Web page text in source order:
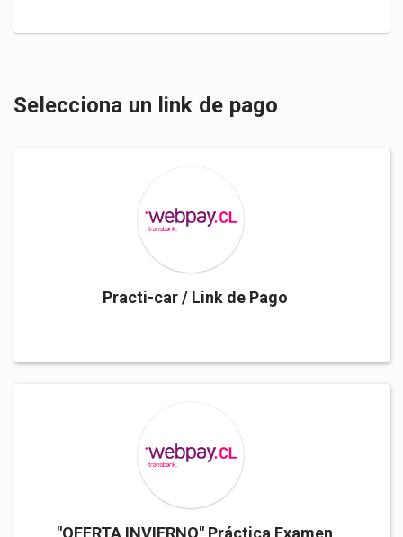
Selecciona un link de pago
Practi-car / Link de Pago
"OFERTA INVIERNO" Práctica Examen